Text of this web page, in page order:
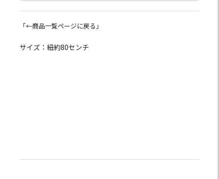
「←商品一覧ページに戻る」
サイズ：紐約80センチ